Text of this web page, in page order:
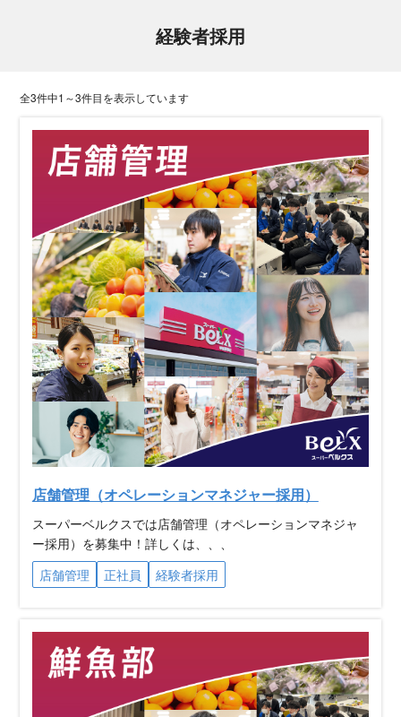
経験者採用
全3件中1～3件目を表示しています
店舗管理（オペレーションマネジャー採用）
スーパーベルクスでは店舗管理（オペレーションマネジャ
ー採用）を募集中！詳しくは、、、
店舗管理
正社員 経験者採用